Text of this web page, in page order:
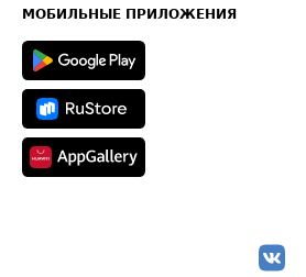
Техническая информация
МОБИЛЬНЫЕ ПРИЛОЖЕНИЯ